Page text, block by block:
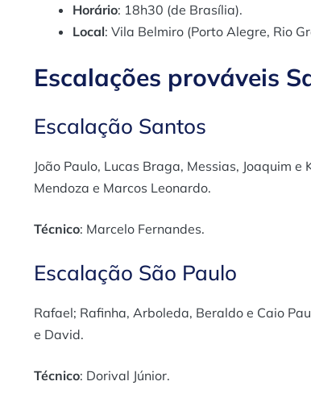
Horário: 18h30 (de Brasília).
Local: Vila Belmiro (Porto Alegre, Rio
Escalações prováveis
Escalação Santos
João Paulo, Lucas Braga, Messias, Joaquim
Mendoza e Marcos Leonardo.
Técnico: Marcelo Fernandes.
Escalação São Paulo
Rafael; Rafinha, Arboleda, Beraldo e Caio
e David.
Técnico: Dorival Júnior.